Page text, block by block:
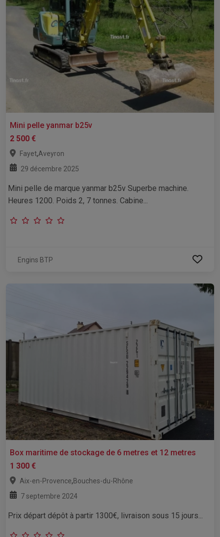
Mini pelle yanmar b25v
2 500 €
Fayet,Aveyron
29 décembre 2025
Mini pelle de marque yanmar b25v Superbe machine.
Heures 1200. Poids 2, 7 tonnes. Cabine...
Engins BTP
Box maritime de stockage de 6 metres et 12 metres
1 300 €
Aix-en-Provence,Bouches-du-Rhône
7 septembre 2024
Prix départ dépôt à partir 1300€, livraison sous 15 jours...